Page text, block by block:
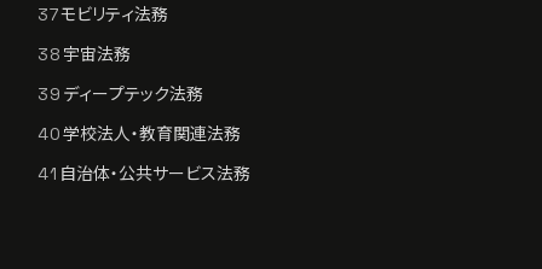
37モビリティ法務
38 宇宙法務
39 ディープテック法務
40学校法人・教育関連法務
41 自治体・公共サービス法務